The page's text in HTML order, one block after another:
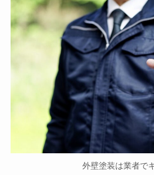
外壁塗装は業者で